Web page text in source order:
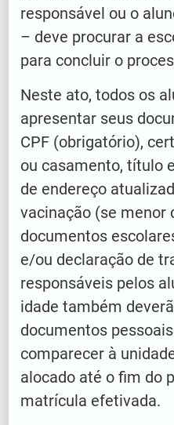
responsável ou o
– deve procurar a
para concluir o
Neste ato, todos os
apresentar seus
CPF (obrigatório),
ou casamento, título
de endereço
vacinação (se menor
documentos
e/ou declaração de
responsáveis pelos
idade também
documentos
comparecer à
alocado até o fim do
matrícula efetivada.